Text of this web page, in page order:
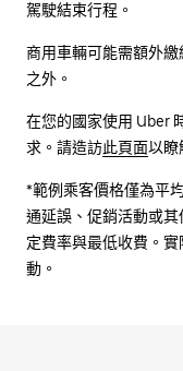
駕駛結束行程。
商用車輛可能需額外
之外。
在您的國家使用 Uber
求。請造訪此頁面以瞭
*範例乘客價格僅為平
通延誤、促銷活動或
定費率與最低收費。
動。